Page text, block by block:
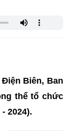
Biên, Ban
thể tổ chức
2024).